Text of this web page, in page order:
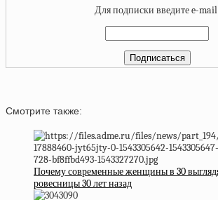
Для подписки введите e-
Смотрите также:
Почему современные женщины в 30
ровесницы 30 лет назад